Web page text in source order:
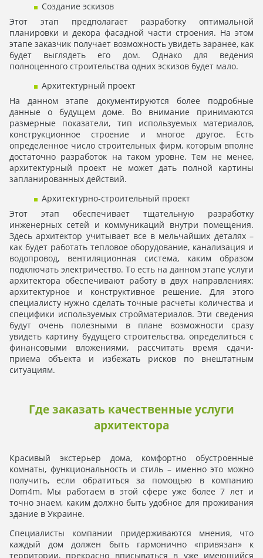
Создание эскизов
Этот этап предполагает разработку оптимальной
планировки и декора фасадной части строения. На этом
этапе заказчик получает возможность увидеть заранее, как
будет выглядеть его дом. Однако для ведения
полноценного строительства одних эскизов будет мало.
Архитектурный проект
На данном этапе документируются более подробные
данные о будущем доме. Во внимание принимаются
размерные показатели, тип используемых материалов,
конструкционное строение и многое другое. Есть
определенное число строительных фирм, которым вполне
достаточно разработок на таком уровне. Тем не менее,
архитектурный проект не может дать полной картины
запланированных действий.
Архитектурно-строительный проект
Этот этап обеспечивает тщательную разработку
инженерных сетей и коммуникаций внутри помещения.
Здесь архитектор учитывает все в мельчайших деталях –
как будет работать тепловое оборудование, канализация и
водопровод, вентиляционная система, каким образом
подключать электричество. То есть на данном этапе услуги
архитектора обеспечивают работу в двух направлениях:
архитектурное и конструктивное решение. Для этого
специалисту нужно сделать точные расчеты количества и
специфики используемых стройматериалов. Эти сведения
будут очень полезными в плане возможности сразу
увидеть картину будущего строительства, определиться с
финансовыми вложениями, рассчитать время сдачи-
приема объекта и избежать рисков по внештатным
ситуациям.
Где заказать качественные услуги
архитектора
Красивый экстерьер дома, комфортно обустроенные
комнаты, функциональность и стиль – именно это можно
получить, если обратиться за помощью в компанию
Dom4m. Мы работаем в этой сфере уже более 7 лет и
точно знаем, каким должно быть удобное для проживания
здание в Украине.
Специалисты компании придерживаются мнения, что
каждый дом должен быть гармонично «привязан» к
территории, прекрасно вписываться в уже имеющийся